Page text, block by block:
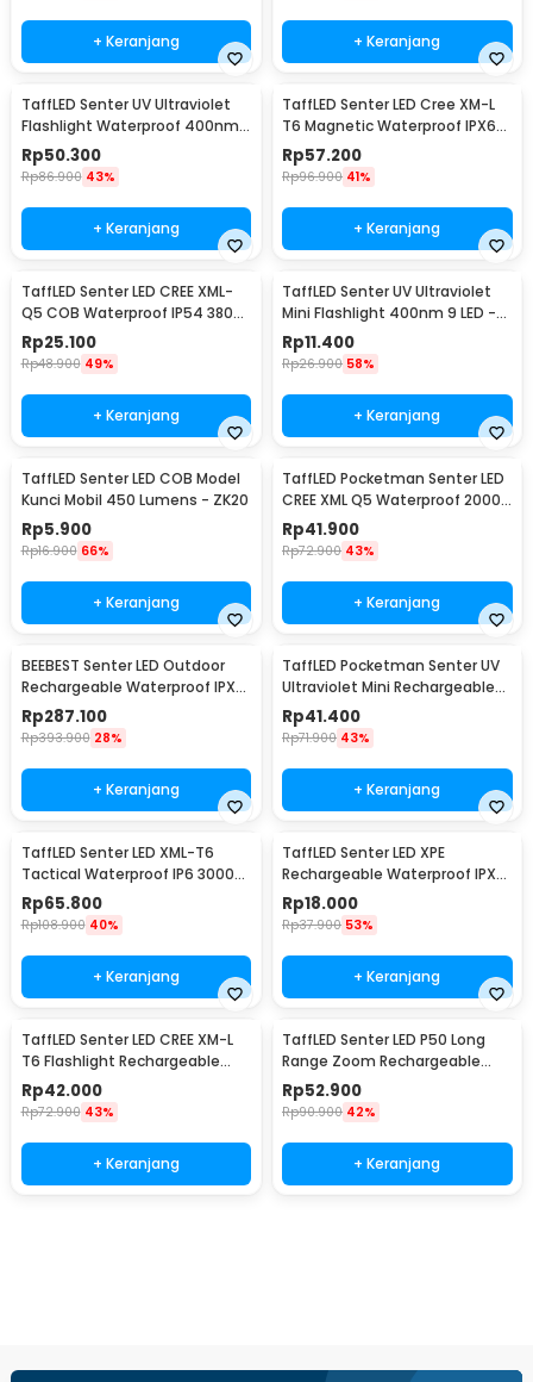
+ Keranjang + Keranjang
TaffLED Senter UV Ultraviolet
Flashlight Waterproof 400nm
51 LED - UV-51
Rp50.300
Rp86.900 43%
+ Keranjang
TaffLED Senter LED Cree XM-L
T6 Magnetic Waterproof IPX6
8000 Lumens - E17 COB
Rp57.200
Rp96.900 41%
+ Keranjang
TaffLED Senter LED CREE XML-
Q5 COB Waterproof IP54 3800
Lumens - P1
Rp25.100
Rp48.900 49%
+ Keranjang
TaffLED Senter UV Ultraviolet
Mini Flashlight 400nm 9 LED -
UV-395
Rp11.400
Rp26.900 58%
+ Keranjang
TaffLED Senter LED COB Model
Kunci Mobil 450 Lumens - ZK20
Rp5.900
Rp16.900 66%
+ Keranjang
TaffLED Pocketman Senter LED
CREE XML Q5 Waterproof 2000
Lumens - P1
Rp41.900
Rp72.900 43%
+ Keranjang
BEEBEST Senter LED Outdoor
Rechargeable Waterproof IPX6
1000 Lumens - FZ101
Rp287.100
Rp393.900 28%
+ Keranjang
TaffLED Pocketman Senter UV
Ultraviolet Mini Rechargeable
395nm - P1UV
Rp41.400
Rp71.900 43%
+ Keranjang
TaffLED Senter LED XML-T6
Tactical Waterproof IP6 3000
Lumens - E97
Rp65.800
Rp108.900 40%
+ Keranjang
TaffLED Senter LED XPE
Rechargeable Waterproof IPX4
200 Lumens - 3187
Rp18.000
Rp37.900 53%
+ Keranjang
TaffLED Senter LED CREE XM-L
T6 Flashlight Rechargeable
500 Lumens - CH1463
Rp42.000
Rp72.900 43%
+ Keranjang
TaffLED Senter LED P50 Long
Range Zoom Rechargeable
IP55 800 Lumens - TG-S191
Rp52.900
Rp90.900 42%
+ Keranjang